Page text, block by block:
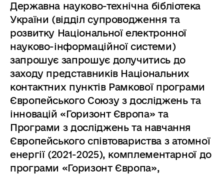
Державна науково-технічна бібліотека
України (відділ супроводження та
розвитку Національної електронної
науково-інформаційної системи)
запрошує запрошує долучитись до
заходу представників Національних
контактних пунктів Рамкової програми
Європейського Союзу з досліджень та
інновацій «Горизонт Європа» та
Програми з досліджень та навчання
Європейського співтовариства з атомної
енергії (2021-2025), комплементарної до
програми «Горизонт Європа»,